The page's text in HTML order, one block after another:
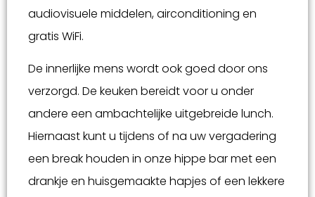
audiovisuele middelen, airconditioning en
gratis WiFi.
De innerlijke mens wordt ook goed door ons
verzorgd. De keuken bereidt voor u onder
andere een ambachtelijke uitgebreide lunch.
Hiernaast kunt u tijdens of na uw vergadering
een break houden in onze hippe bar met een
drankje en huisgemaakte hapjes of een lekkere